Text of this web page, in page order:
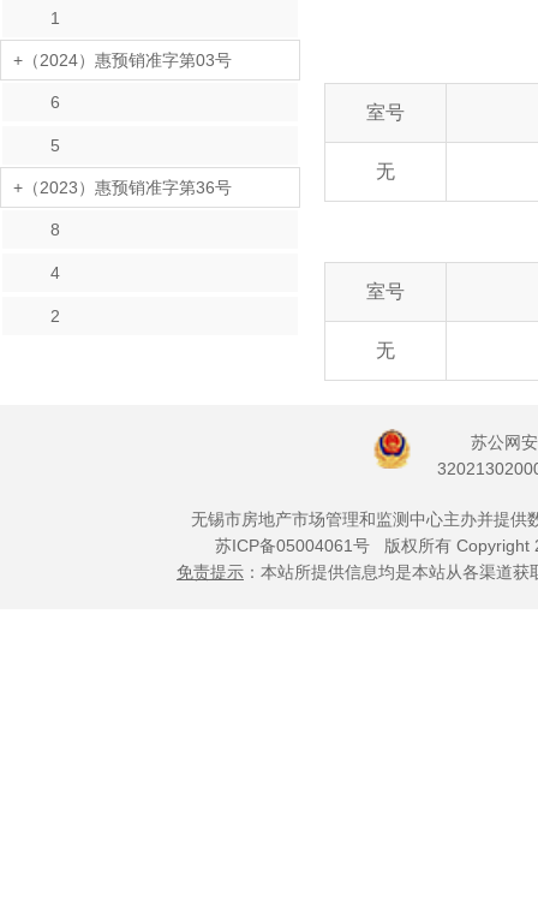
1
+（2024）惠预销准字第03号
6
5
+（2023）惠预销准字第36号
8
4
2
室号
无
室号
无
苏公网
无锡市房地产市场管理和监测中心主办并提
苏ICP备05004061号 版权所有 Copyright
免责提示 ：本站所提供信息均是本站从各渠道